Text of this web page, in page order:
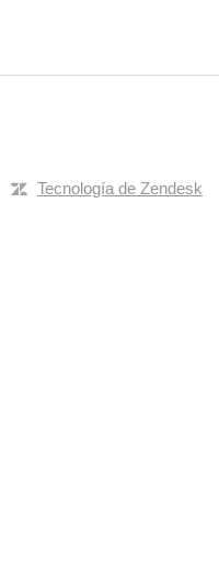
Tecnología de Zendesk